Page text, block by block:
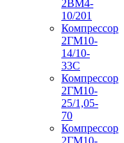
2ВМ4-
10/201
Компрессор
2ГМ10-
14/10-
33С
Компрессор
2ГМ10-
25/1,05-
70
Компрессор
2ГМ10-